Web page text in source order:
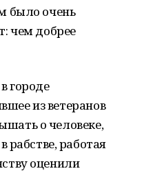
было очень
чем добрее
городе
из ветеранов
о человеке,
рабстве, работая
оценили